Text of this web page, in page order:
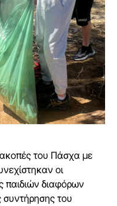
του Πάσχα με
οι
παιδιών διαφόρων
του